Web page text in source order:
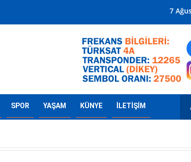
Mersin'in Radyosu
7
SPOR YAŞAM KÜNYE İLETİŞİM